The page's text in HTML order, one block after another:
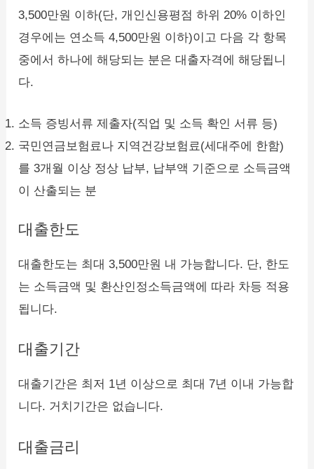
3,500만원 이하(단, 개인신용평점 하위 20% 이하인
경우에는 연소득 4,500만원 이하)이고 다음 각 항목
중에서 하나에 해당되는 분은 대출자격에 해당됩니
다.
소득 증빙서류 제출자(직업 및 소득 확인 서류 등)
국민연금보험료나 지역건강보험료(세대주에 한함)
를 3개월 이상 정상 납부, 납부액 기준으로 소득금액
이 산출되는 분
대출한도
대출한도는 최대 3,500만원 내 가능합니다. 단, 한도
는 소득금액 및 환산인정소득금액에 따라 차등 적용
됩니다.
대출기간
대출기간은 최저 1년 이상으로 최대 7년 이내 가능합
니다. 거치기간은 없습니다.
대출금리